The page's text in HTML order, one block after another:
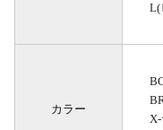
L(
カラー